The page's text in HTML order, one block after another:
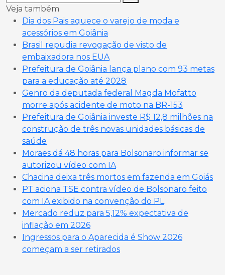
Veja também
Dia dos Pais aquece o varejo de moda e
acessórios em Goiânia
Brasil repudia revogação de visto de
embaixadora nos EUA
Prefeitura de Goiânia lança plano com 93 metas
para a educação até 2028
Genro da deputada federal Magda Mofatto
morre após acidente de moto na BR-153
Prefeitura de Goiânia investe R$ 12,8 milhões na
construção de três novas unidades básicas de
saúde
Moraes dá 48 horas para Bolsonaro informar se
autorizou vídeo com IA
Chacina deixa três mortos em fazenda em Goiás
PT aciona TSE contra vídeo de Bolsonaro feito
com IA exibido na convenção do PL
Mercado reduz para 5,12% expectativa de
inflação em 2026
Ingressos para o Aparecida é Show 2026
começam a ser retirados